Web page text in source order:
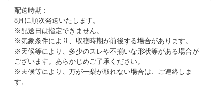
配送時期：
8月に順次発送いたします。
※配送日は指定できません。
※気象条件により、収穫時期が前後する場合があります。
※天候等により、多少のスレや不揃いな形状等がある場合が
ございます。あらかじめご了承ください。
※天候等により、万が一梨が取れない場合は、ご連絡しま
す。